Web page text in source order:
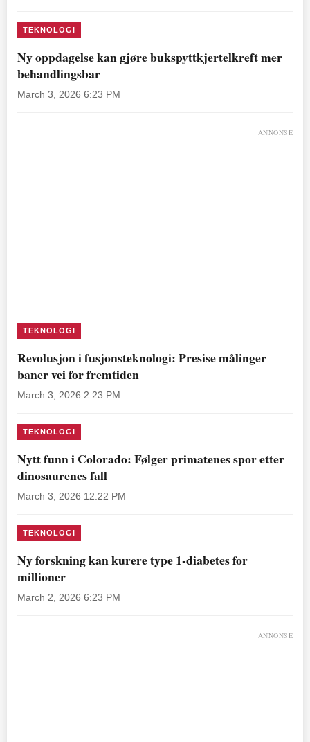
TEKNOLOGI
Ny oppdagelse kan gjøre bukspyttkjertelkreft mer
behandlingsbar
March 3, 2026 6:23 PM
ANNONSE
TEKNOLOGI
Revolusjon i fusjonsteknologi: Presise målinger
baner vei for fremtiden
March 3, 2026 2:23 PM
TEKNOLOGI
Nytt funn i Colorado: Følger primatenes spor etter
dinosaurenes fall
March 3, 2026 12:22 PM
TEKNOLOGI
Ny forskning kan kurere type 1-diabetes for
millioner
March 2, 2026 6:23 PM
ANNONSE